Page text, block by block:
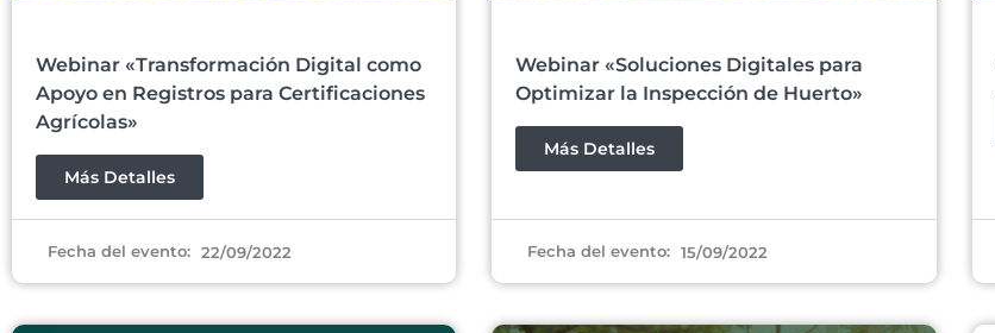
Webinar «Transformación Digital como
Apoyo en Registros para Certificaciones
Agrícolas»
Más Detalles
Fecha del evento: 22/09/2022
Webinar «Soluciones Digitales para
Optimizar la Inspección de Huerto»
Más Detalles
Fecha del evento: 15/09/2022